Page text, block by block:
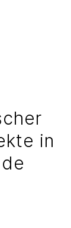
in